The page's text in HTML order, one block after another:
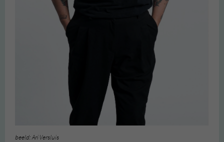
beeld: Ari Versluis